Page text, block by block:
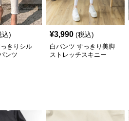
込)
きりシル
ンツ
¥3,990 (税込)
白パンツ すっきり美脚
ストレッチスキニー